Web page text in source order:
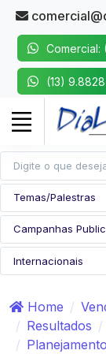
Comercial:
(13)
Home
Resultados